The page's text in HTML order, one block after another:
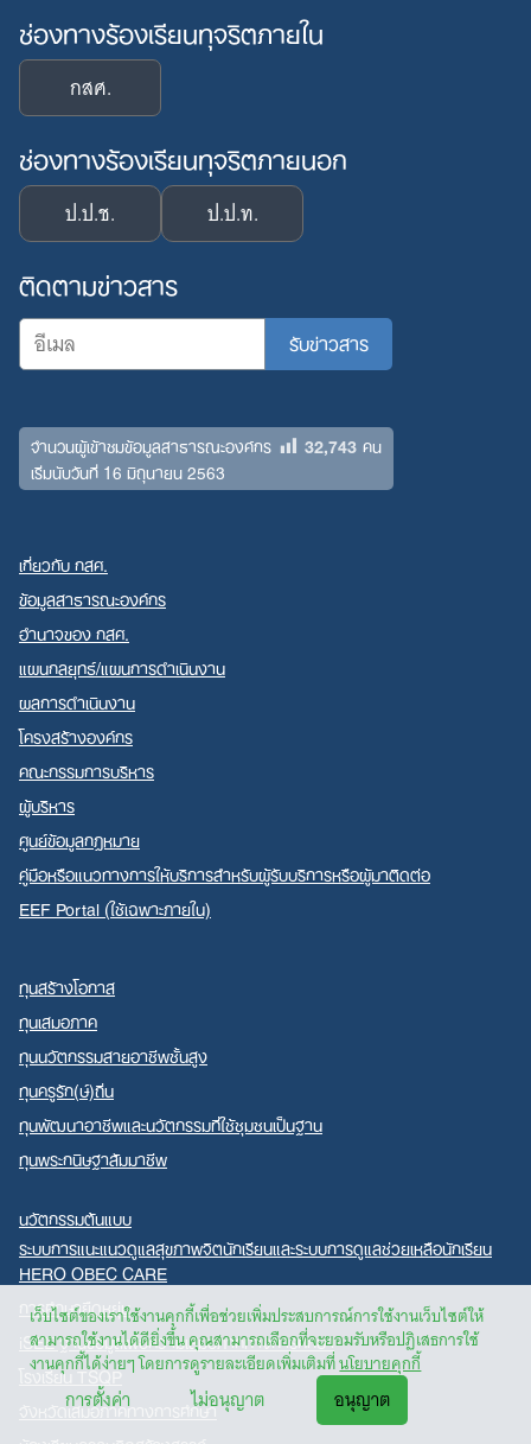
เว็บไซต์ของเราใช้งานคุกกี้เพื่อช่วยเพิ่มประสบการณ์การใช้งานเว็บไซต์ให้
สามารถใช้งานได้ดียิ่งขึ้น คุณสามารถเลือกที่จะยอมรับหรือปฏิเสธการใช้
งานคุกกี้ได้ง่ายๆ โดยการดูรายละเอียดเพิ่มเติมที่นโยบายคุกกี้
การตั้งค่า ไม่อนุญาต อนุญาต
ช่องทางร้องเรียนทุจริตภายใน
กสศ.
ช่องทางร้องเรียนทุจริตภายนอก
ป.ป.ช. ป.ป.ท.
ติดตามข่าวสาร
จำนวนผู้เข้าชมข้อมูลสาธารณะองค์กร 32,743คน
เริ่มนับวันที่ 16 มิถุนายน 2563
เกี่ยวกับ กสศ.
ข้อมูลสาธารณะองค์กร
อำนาจของ กสศ.
แผนกลยุทธ์/แผนการดำเนินงาน
ผลการดำเนินงาน
โครงสร้างองค์กร
คณะกรรมการบริหาร
ผู้บริหาร
ศูนย์ข้อมูลกฎหมาย
คู่มือหรือแนวทางการให้บริการสำหรับผู้รับบริการหรือผู้มาติดต่อ
EEF Portal (ใช้เฉพาะภายใน)
ทุนสร้างโอกาส
ทุนเสมอภาค
ทุนนวัตกรรมสายอาชีพชั้นสูง
ทุนครูรัก(ษ์)ถิ่น
ทุนพัฒนาอาชีพและนวัตกรรมที่ใช้ชุมชนเป็นฐาน
ทุนพระกนิษฐาสัมมาชีพ
นวัตกรรมต้นแบบ
ระบบการแนะแนวดูแลสุขภาพจิตนักเรียนและระบบการดูแลช่วยเหลือนักเรียน
HERO OBEC CARE
การศึกษายืดหยุ่น
iSEE ฐานข้อมูลเพื่อความเสมอภาคทางการศึกษา
โรงเรียน TSQP
จังหวัดเสมอภาคทางการศึกษา